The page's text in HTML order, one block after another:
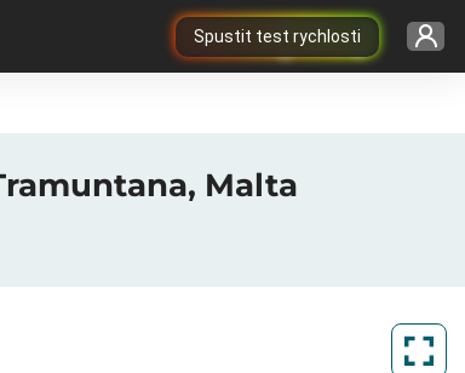
Spustit test rychlosti
Malta